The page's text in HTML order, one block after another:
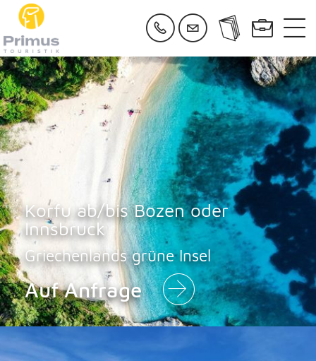
Korfu ab/bis Bozen oder
Innsbruck
Griechenlands grüne Insel
Auf Anfrage